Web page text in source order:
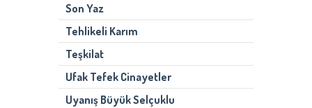
Son Yaz
Tehlikeli Karım
Teşkilat
Ufak Tefek Cinayetler
Uyanış Büyük Selçuklu